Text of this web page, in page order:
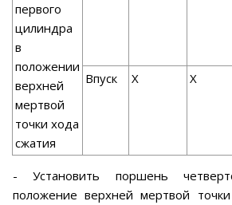
первого
цилиндра
в
положении
верхней
мертвой
точки хода
сжатия
Впуск X X
- Установить поршень
положение верхней мертвой